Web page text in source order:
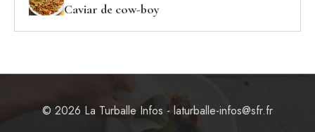
Caviar de cow-boy
© 2026 La Turballe Infos - laturballe-infos@sfr.fr